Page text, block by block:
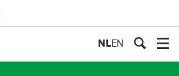
NLEN